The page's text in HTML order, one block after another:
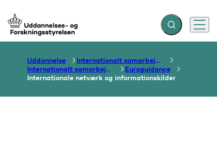
Gå til forsiden Fold søgefelt ud
Menu
Uddannelse
Internationalt samarbejde om uddannelse
Internationalt samarbejde om vejledning
Euroguidance
Internationale netværk og informationskilder